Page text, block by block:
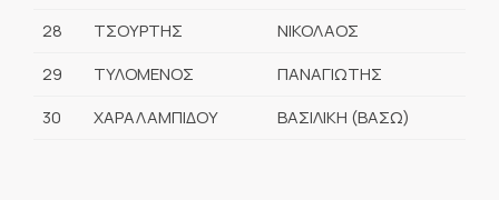
28
ΤΣΟΥΡΤΗΣ
ΝΙΚΟΛΑΟΣ
29
ΤΥΛΟΜΕΝΟΣ
ΠΑΝΑΓΙΩΤΗΣ
30
ΧΑΡΑΛΑΜΠΙΔΟΥ ΒΑΣΙΛΙΚΗ (ΒΑΣΩ)